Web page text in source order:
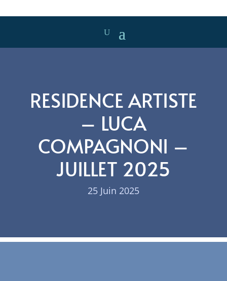
RESIDENCE ARTISTE
– LUCA
COMPAGNONI –
JUILLET 2025
25 Juin 2025